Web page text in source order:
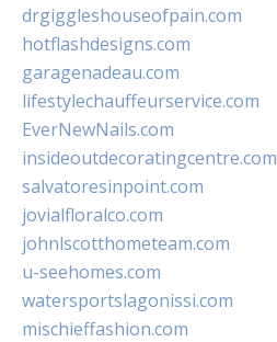
drgiggleshouseofpain.com
hotflashdesigns.com
garagenadeau.com
lifestylechauffeurservice.com
EverNewNails.com
insideoutdecoratingcentre.com
salvatoresinpoint.com
jovialfloralco.com
johnlscotthometeam.com
u-seehomes.com
watersportslagonissi.com
mischieffashion.com